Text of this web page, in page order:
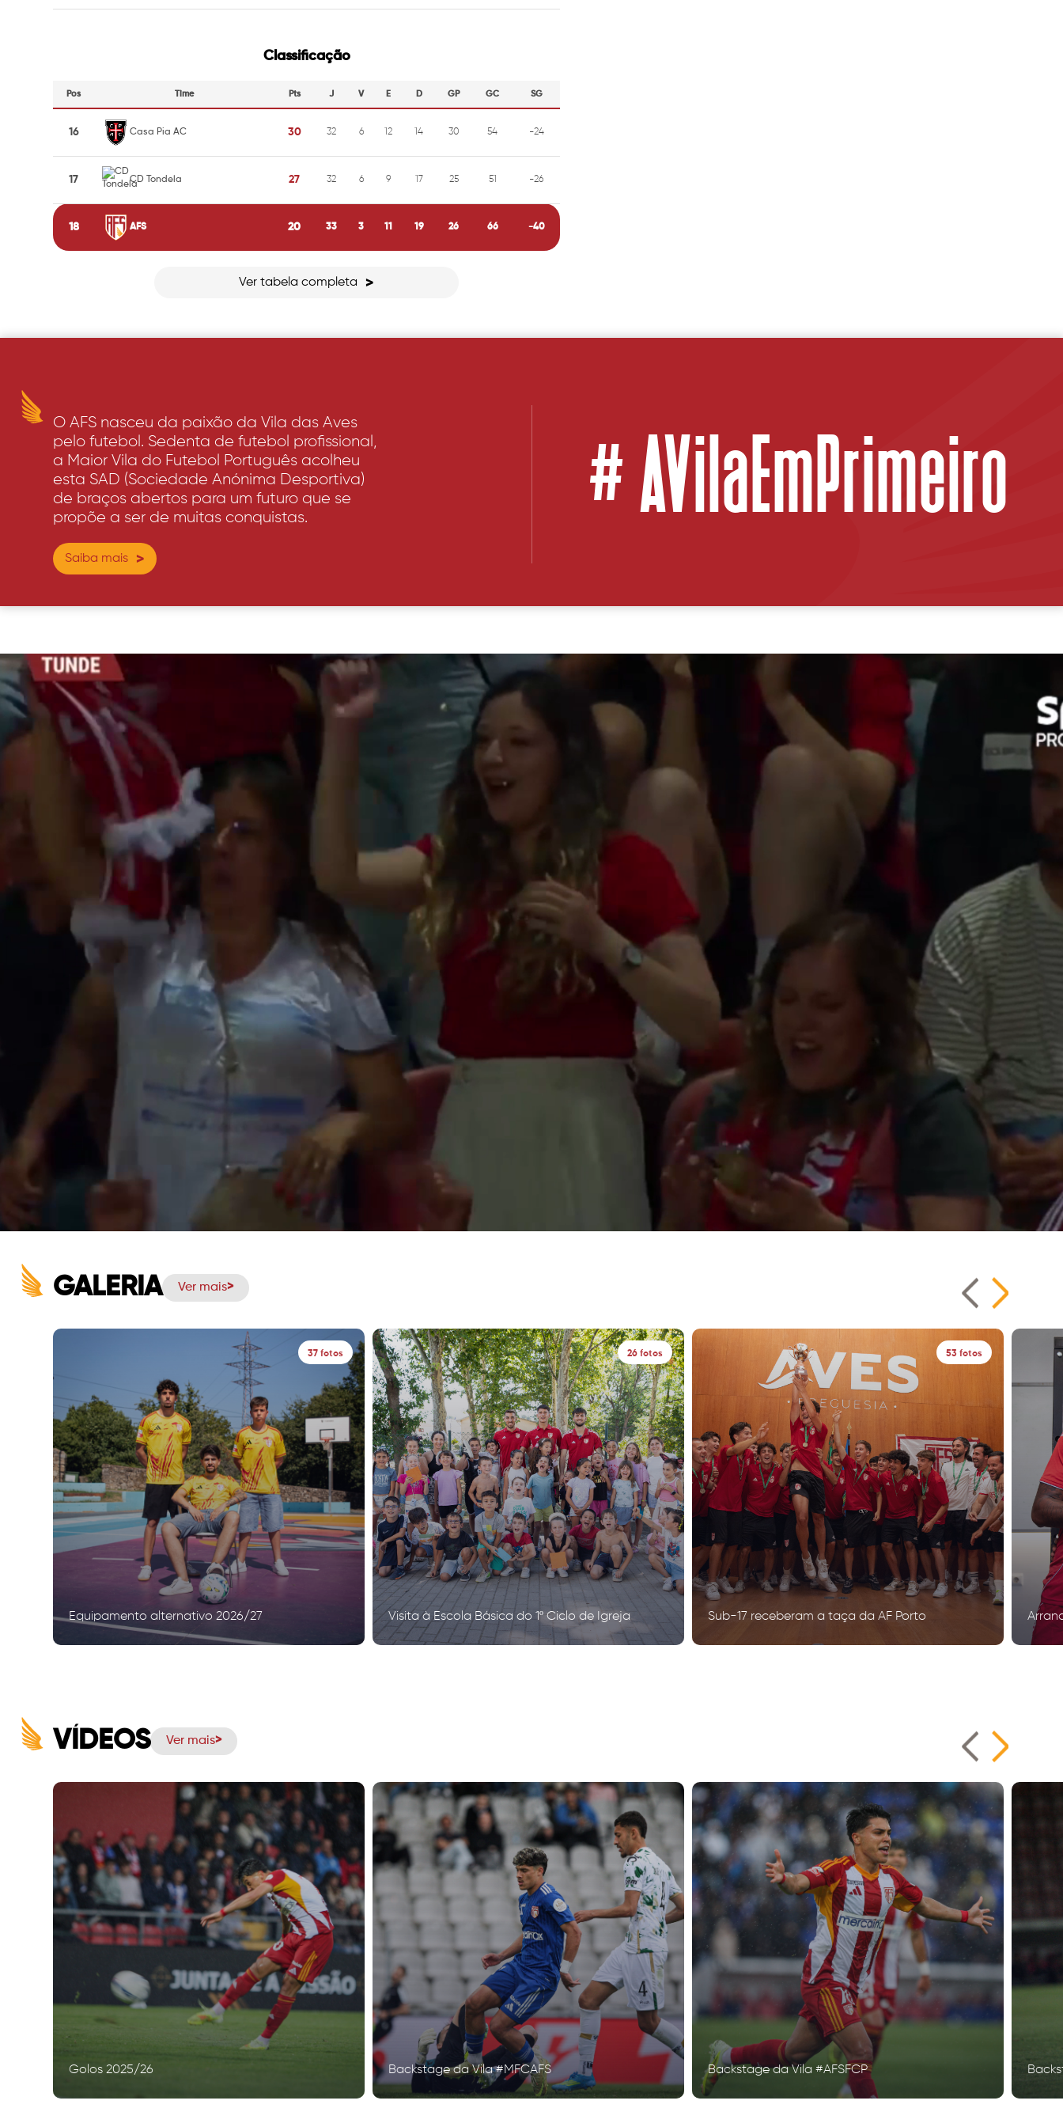
Classificação
Pos Time Pts J V E D GP GC SG
16 Casa Pia AC 30 32 6 12 14 30 54 -24
17 CD Tondela 27 32 6 9 17 25 51 -26
18 AFS 20 33 3 11 19 26 66 -40
Ver tabela completa >
O AFS nasceu da paixão da Vila das Aves
pelo futebol. Sedenta de futebol profissional,
a Maior Vila do Futebol Português acolheu
esta SAD (Sociedade Anónima Desportiva)
de braços abertos para um futuro que se
propõe a ser de muitas conquistas.
Saiba mais > #AVilaEmPrimeiro
GALERIA Ver mais
37 fotos
Equipamento alternativo 2026/27
26 fotos
Visita à Escola Básica do 1º Ciclo de Igreja
53 fotos
Sub-17 receberam a taça da AF Porto
VÍDEOS Ver mais
Golos 2025/26 Backstage da Vila #MFCAFS Backstage da Vila #AFSFCP